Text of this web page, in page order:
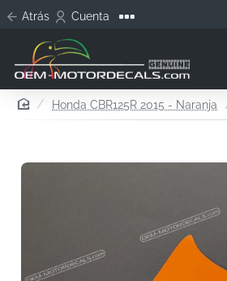
Atrás Cuenta
homeHonda CBR125R 2015 - Naranja